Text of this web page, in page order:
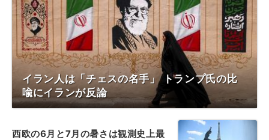
イラン人は「チェスの名手」 トランプ氏の比
喩にイランが反論
西欧の6月と7月の暑さは観測史上最